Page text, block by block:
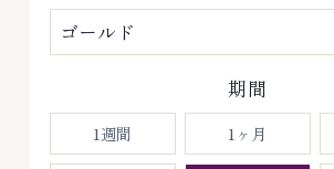
期間
1週間 1ヶ月